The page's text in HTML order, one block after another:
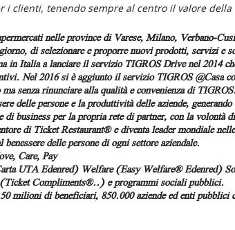
i clienti, tenendo sempre al centro il valore della
nelle province di Varese, Milano, Verbano-
di selezionare e proporre nuovi prodotti, servizi e
in Italia a lanciare il servizio TIGROS Drive nel 2014
Nel 2016 si è aggiunto il servizio TIGROS @Casa
senza rinunciare alla qualità e convenienza di TIGROS.
delle persone e la produttività delle aziende,
business per la propria rete di partner, con la volontà di
di Ticket Restaurant® e diventa leader mondiale nelle
delle persone di ogni settore aziendale.
Care, Pay
UTA Edenred)Welfare (Easy Welfare® Edenred)
Compliments®..) e programmi sociali pubblici.
milioni di beneficiari, 850.000 aziende ed enti pubblici